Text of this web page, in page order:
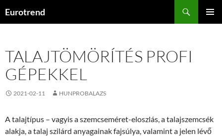
Eurotrend
TALAJTÖMÖRÍTÉS PROFI
GÉPEKKEL
2021-02-11 HUNPROBALAZS
A talajtípus – vagyis a szemcseméret-eloszlás, a talajszemcsék
alakja, a talaj szilárd anyagainak fajsúlya, valamint a jelen lévő